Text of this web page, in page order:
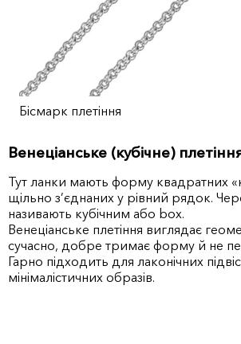
Бісмарк плетіння
Венеціанське (кубічне)
Тут ланки мають форму квадратних
щільно з’єднаних у рівний рядок.
називають кубічним або box.
Венеціанське плетіння виглядає
сучасно, добре тримає форму й не
Гарно підходить для лаконічних
мінімалістичних образів.